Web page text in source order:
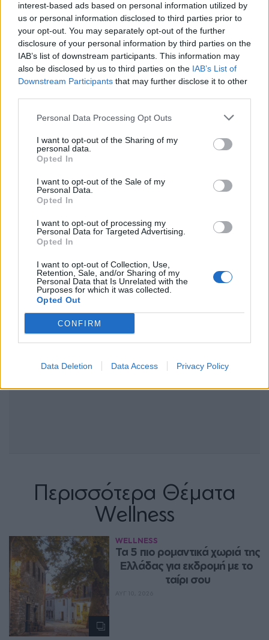
interest-based ads based on personal information utilized by
us or personal information disclosed to third parties prior to
your opt-out. You may separately opt-out of the further
disclosure of your personal information by third parties on the
IAB’s list of downstream participants. This information may
also be disclosed by us to third parties on the IAB’s List of
Downstream Participants that may further disclose it to other
Personal Data Processing Opt Outs
I want to opt-out of the Sharing of my
personal data.
Opted In
I want to opt-out of the Sale of my
Personal Data.
Opted In
I want to opt-out of processing my
Personal Data for Targeted Advertising.
Opted In
I want to opt-out of Collection, Use,
Retention, Sale, and/or Sharing of my
Personal Data that Is Unrelated with the
Purposes for which it was collected.
Opted Out
CONFIRM
Data Deletion Data Access Privacy Policy
Ακολουθήστε το Pink.gr στοGoogle Newsκαι
μάθετε πρώτοιτα πιο hot νέα.
Ακολουθήστε το Pink.gr και στο
Instagram
Περισσότερα Θέματα
Wellness
WELLNESS
Τα 5 πιο ρομαντικά χωριά της
Ελλάδας για εκδρομή με το
ταίρι σου